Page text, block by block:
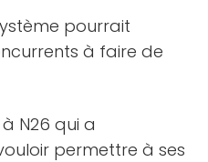
pourrait
à faire de
N26 qui a
permettre à ses